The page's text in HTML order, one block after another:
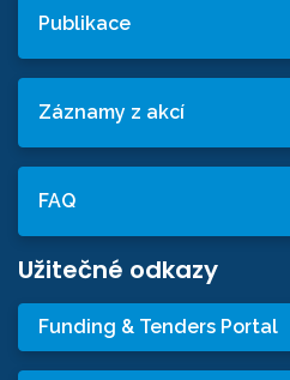
Publikace
Záznamy z akcí
FAQ
Užitečné odkazy
Funding & Tenders Portal